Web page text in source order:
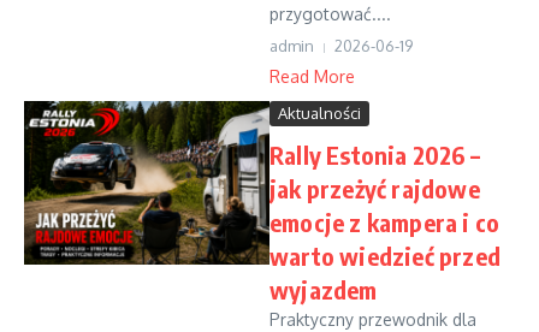
przygotować....
admin 2026-06-19
Read More
Aktualności
Rally Estonia 2026 –
jak przeżyć rajdowe
emocje z kampera i co
warto wiedzieć przed
wyjazdem
Praktyczny przewodnik dla